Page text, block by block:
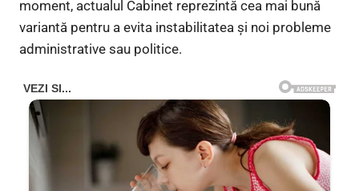
moment, actualul Cabinet reprezintă cea mai bună
variantă pentru a evita instabilitatea și noi probleme
administrative sau politice.